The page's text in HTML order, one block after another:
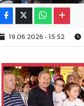
19.06.2026 - 15:52